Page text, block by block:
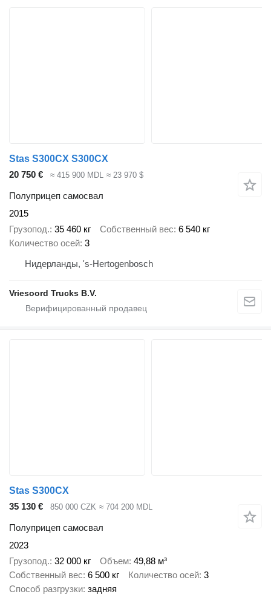
Stas S300CX S300CX
20 750 €
≈ 415 900 MDL ≈ 23 970 $
Полуприцеп самосвал
2015
Грузопод. 35 460 кг Собственный вес 6 540 кг
Количество осей 3
Нидерланды, 's-Hertogenbosch
Vriesoord Trucks B.V.
Stas S300CX
35 130 €
850 000 CZK ≈ 704 200 MDL
Полуприцеп самосвал
2023
Грузопод. 32 000 кг Объем 49,88 м³
Собственный вес 6 500 кг Количество осей 3
Способ разгрузки задняя